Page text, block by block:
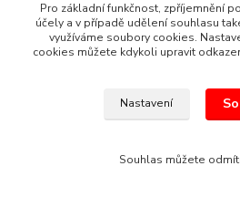
ROZVOZ PO CELÉ ČR
Europrivesy.cz
Pro základní funkčnost, zpříjemnění
účely a v případě udělení souhlasu
využíváme soubory cookies.
cookies můžete kdykoli upravit
Nastavení
Souhlas můžete